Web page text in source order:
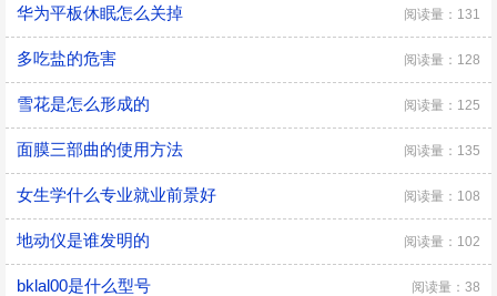
华为平板休眠怎么关掉 阅读量：131
多吃盐的危害 阅读量：128
雪花是怎么形成的 阅读量：125
面膜三部曲的使用方法 阅读量：135
女生学什么专业就业前景好 阅读量：108
地动仪是谁发明的 阅读量：102
bklal00是什么型号 阅读量：38